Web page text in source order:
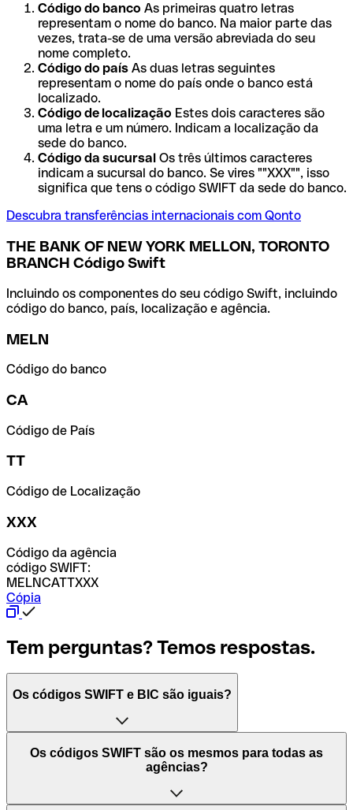
Código do banco As primeiras quatro letras
representam o nome do banco. Na maior parte das
vezes, trata-se de uma versão abreviada do seu
nome completo.
Código do país As duas letras seguintes
representam o nome do país onde o banco está
localizado.
Código de localização Estes dois caracteres são
uma letra e um número. Indicam a localização da
sede do banco.
Código da sucursal Os três últimos caracteres
indicam a sucursal do banco. Se vires ""XXX"", isso
significa que tens o código SWIFT da sede do banco.
Descubra transferências internacionais com Qonto
THE BANK OF NEW YORK MELLON, TORONTO
BRANCH Código Swift
Incluindo os componentes do seu código Swift, incluindo
código do banco, país, localização e agência.
MELN
Código do banco
CA
Código de País
TT
Código de Localização
XXX
Código da agência
código SWIFT:
MELNCATTXXX
Cópia
Tem perguntas? Temos respostas.
Os códigos SWIFT e BIC são iguais?
O acrónimo SWIFT significa "Society for Worldwide
Interbank Financial Telecommunication (Sociedade para
Mundiais)". Trata-se de uma rede mundial onde se
Os códigos SWIFT são os mesmos para todas as
agências?